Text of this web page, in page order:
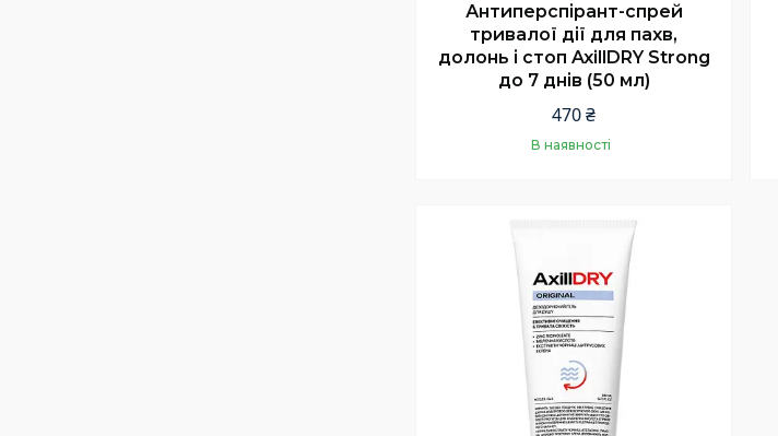
Антиперспірант-спрей
тривалої дії для пахв,
долонь і стоп AxillDRY Strong
до 7 днів (50 мл)
470 ₴
В наявності